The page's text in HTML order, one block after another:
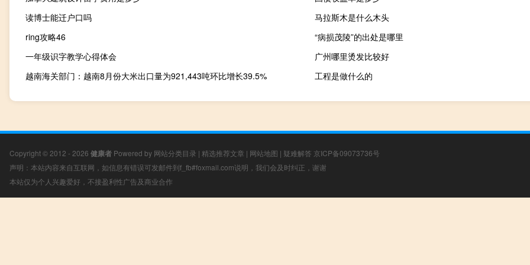
读博士能迁户口吗
马拉斯木是什么木头
ring攻略46
“病损茂陵”的出处是哪里
一年级识字教学心得体会
广州哪里烫发比较好
越南海关部门：越南8月份大米出口量为921,443吨环比增长39.5%
工程是做什么的
Copyright © 2012 - 2026 健康者 Powered by 网站分类目录 | 精选推荐文章 | 网站地图 | 疑难解答 京ICP备09073736号
声明：本站内容来自互联网，如信息有错误可发邮件到f_fb#foxmail.com说明，我们会及时纠正，谢谢
本站仅为个人兴趣爱好，不接盈利性广告及商业合作